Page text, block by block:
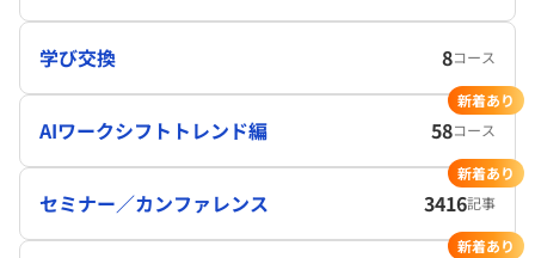
学び交換 8コース
AIワークシフトトレンド編 58コース
新着あり
セミナー／カンファレンス 3416記事
新着あり
新着あり